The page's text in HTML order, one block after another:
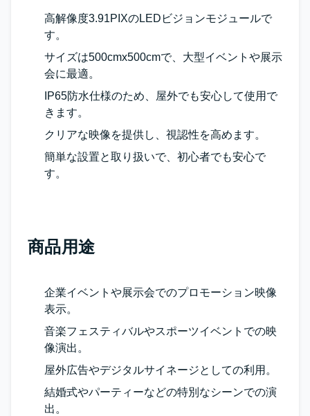
高解像度3.91PIXのLEDビジョンモジュールで
す。
サイズは500cmx500cmで、大型イベントや展示
会に最適。
IP65防水仕様のため、屋外でも安心して使用で
きます。
クリアな映像を提供し、視認性を高めます。
簡単な設置と取り扱いで、初心者でも安心で
す。
商品用途
企業イベントや展示会でのプロモーション映像
表示。
音楽フェスティバルやスポーツイベントでの映
像演出。
屋外広告やデジタルサイネージとしての利用。
結婚式やパーティーなどの特別なシーンでの演
出。